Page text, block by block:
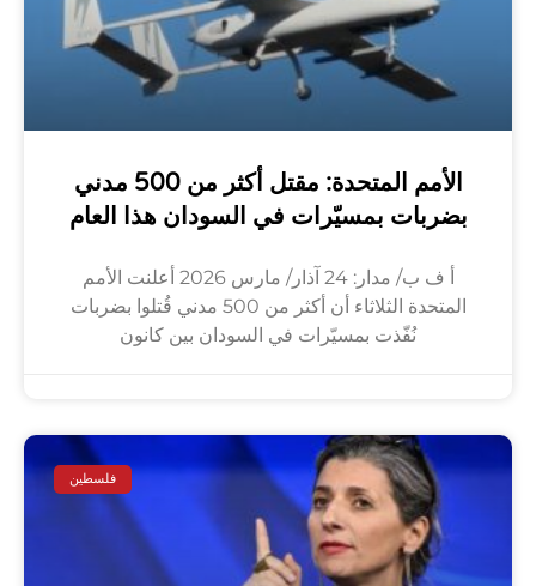
الأمم المتحدة: مقتل أكثر من 500 مدني
بضربات بمسيّرات في السودان هذا العام
أ ف ب/ مدار: 24 آذار/ مارس 2026 أعلنت الأمم
المتحدة الثلاثاء أن أكثر من 500 مدني قُتلوا بضربات
نُفّذت بمسيّرات في السودان بين كانون
فلسطين